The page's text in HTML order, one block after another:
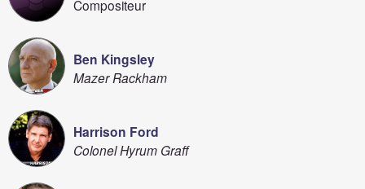
Compositeur
Ben Kingsley
Mazer Rackham
Harrison Ford
Colonel Hyrum Graff